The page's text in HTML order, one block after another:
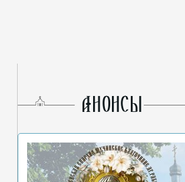
AНОНСЫ